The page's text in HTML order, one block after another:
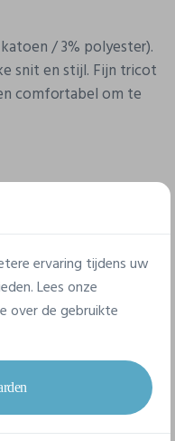
/ 3% polyester).
snit en stijl. Fijn tricot
comfortabel om te
ervaring tijdens uw
Lees onze
over de gebruikte